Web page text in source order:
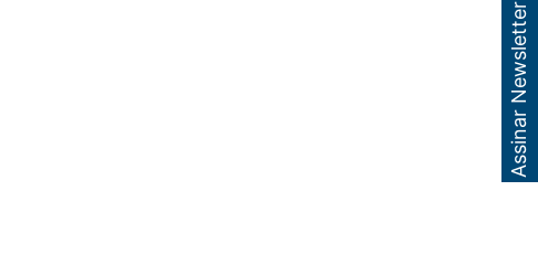
Assinar Newsletter